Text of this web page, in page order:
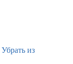
Убрать из